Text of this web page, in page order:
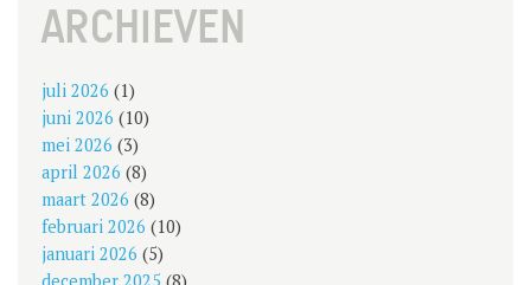
ARCHIEVEN
juli 2026 (1)
juni 2026 (10)
mei 2026 (3)
april 2026 (8)
maart 2026 (8)
februari 2026 (10)
januari 2026 (5)